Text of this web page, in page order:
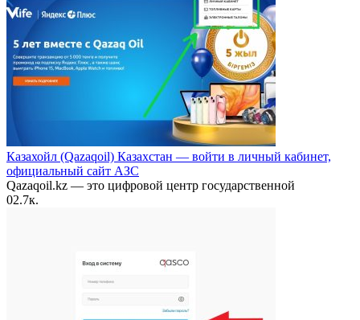
Казахойл (Qazaqoil) Казахстан — войти в личный кабинет,
официальный сайт АЗС
Qazaqoil.kz — это цифровой центр государственной
02.7к.